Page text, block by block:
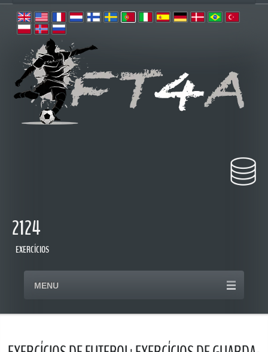
2124
EXERCÍCIOS
MENU